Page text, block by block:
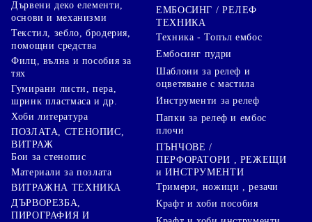
Дървени деко елементи,
основи и механизми
Текстил, зебло, бродерия,
помощни средства
Филц, вълна и пособия за
тях
Гумирани листи, пера,
шринк пластмаса и др.
Хоби литература
ПОЗЛАТА, СТЕНОПИС,
ВИТРАЖ
Бои за стенопис
Материали за позлата
ВИТРАЖНА ТЕХНИКА
ДЪРВОРЕЗБА,
ПИРОГРАФИЯ И
ЕМБОСИНГ / РЕЛЕФ
ТЕХНИКА
Техника - Топъл ембос
Ембосинг пудри
Шаблони за релеф и
оцветяване с мастила
Инструменти за релеф
Папки за релеф и ембос
плочи
ПЪНЧОВЕ /
ПЕРФОРАТОРИ , РЕЖЕЩИ
и ИНСТРУМЕНТИ
Тримери, ножици , резачи
Крафт и хоби пособия